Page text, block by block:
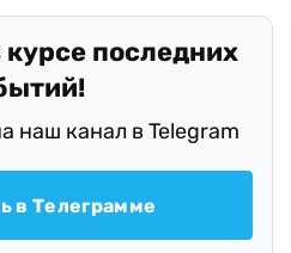
курсе последних
наш канал в Telegram
в Телеграмме